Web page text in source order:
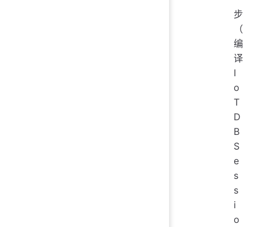
步
（
编
译
I
o
T
D
B
S
e
s
s
i
o